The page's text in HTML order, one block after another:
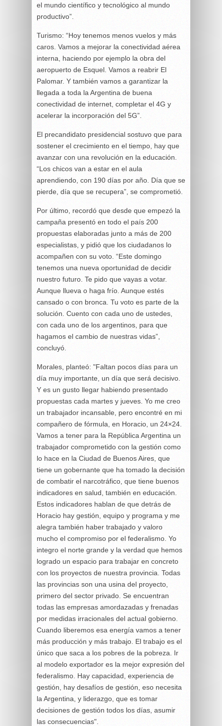
el mundo científico y tecnológico al mundo
productivo”.
Turismo: “Hoy tenemos menos vuelos y más
caros. Vamos a mejorar la conectividad aérea
interna, haciendo por ejemplo la obra del
aeropuerto de Esquel. Vamos a reabrir El
Palomar. Y también vamos a garantizar la
llegada a toda la Argentina de buena
conectividad de internet, completar el 4G y
acelerar la incorporación del 5G”.
El precandidato presidencial sostuvo que para
sostener el crecimiento en el tiempo, hay que
avanzar con una revolución en la educación.
“Los chicos van a estar en el aula
aprendiendo, con 190 días por año. Día que se
pierde, día que se recupera”, se comprometió.
Por último, recordó que desde que empezó la
campaña presentó en todo el país 200
propuestas elaboradas junto a más de 200
especialistas, y pidió que los ciudadanos lo
acompañen con su voto. “Este domingo
tenemos una nueva oportunidad de decidir
nuestro futuro. Te pido que vayas a votar.
Aunque llueva o haga frío. Aunque estés
cansado o con bronca. Tu voto es parte de la
solución. Cuento con cada uno de ustedes,
con cada uno de los argentinos, para que
hagamos el cambio de nuestras vidas”,
concluyó.
Morales, planteó: "Faltan pocos días para un
día muy importante, un día que será decisivo.
Y es un gusto llegar habiendo presentado
propuestas cada martes y jueves. Yo me creo
un trabajador incansable, pero encontré en mi
compañero de fórmula, en Horacio, un 24×24.
Vamos a tener para la República Argentina un
trabajador comprometido con la gestión como
lo hace en la Ciudad de Buenos Aires, que
tiene un gobernante que ha tomado la decisión
de combatir el narcotráfico, que tiene buenos
indicadores en salud, también en educación.
Estos indicadores hablan de que detrás de
Horacio hay gestión, equipo y programa y me
alegra también haber trabajado y valoro
mucho el compromiso por el federalismo. Yo
integro el norte grande y la verdad que hemos
logrado un espacio para trabajar en concreto
con los proyectos de nuestra provincia. Todas
las provincias son una usina del proyecto,
primero del sector privado. Se encuentran
todas las empresas amordazadas y frenadas
por medidas irracionales del actual gobierno.
Cuando liberemos esa energía vamos a tener
más producción y más trabajo. El trabajo es el
único que saca a los pobres de la pobreza. Ir
al modelo exportador es la mejor expresión del
federalismo. Hay capacidad, experiencia de
gestión, hay desafíos de gestión, eso necesita
la Argentina, y liderazgo, que es tomar
decisiones de gestión todos los días, asumir
las consecuencias".